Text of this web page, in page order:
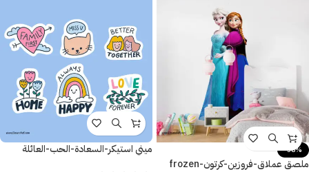
-58%
ملصق عملاق-فروزين-كرتون-frozen
ميني استيكر-السعادة-الحب-العائلة